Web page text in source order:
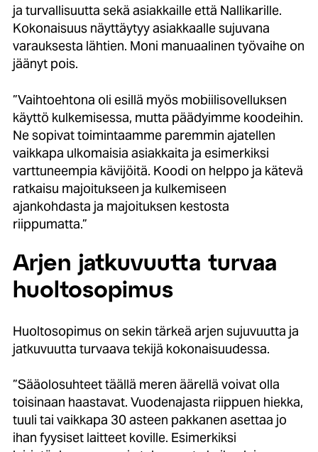
ja turvallisuutta sekä asiakkaille että Nallikarille.
Kokonaisuus näyttäytyy asiakkaalle sujuvana
varauksesta lähtien. Moni manuaalinen työvaihe on
jäänyt pois.
”Vaihtoehtona oli esillä myös mobiilisovelluksen
käyttö kulkemisessa, mutta päädyimme koodeihin.
Ne sopivat toimintaamme paremmin ajatellen
vaikkapa ulkomaisia asiakkaita ja esimerkiksi
varttuneempia kävijöitä. Koodi on helppo ja kätevä
ratkaisu majoitukseen ja kulkemiseen
ajankohdasta ja majoituksen kestosta
riippumatta.”
Arjen jatkuvuutta turvaa
huoltosopimus
Huoltosopimus on sekin tärkeä arjen sujuvuutta ja
jatkuvuutta turvaava tekijä kokonaisuudessa.
”Sääolosuhteet täällä meren äärellä voivat olla
toisinaan haastavat. Vuodenajasta riippuen hiekka,
tuuli tai vaikkapa 30 asteen pakkanen asettaa jo
ihan fyysiset laitteet koville. Esimerkiksi